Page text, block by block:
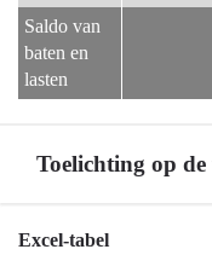
Saldo van
baten en
lasten
Toelichting op
Terug
Excel-tabel